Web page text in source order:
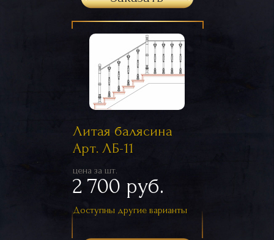
Литая балясина
Арт. ЛБ-11
цена за шт.
2 700 руб.
Доступны другие варианты